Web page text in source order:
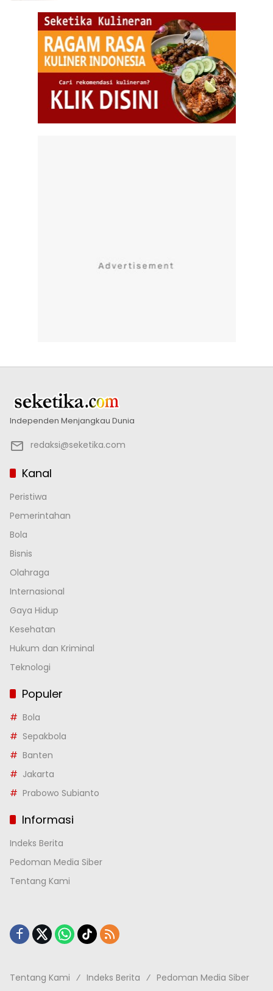
Independen Menjangkau Dunia
redaksi@seketika.com
Kanal
Peristiwa
Pemerintahan
Bola
Bisnis
Olahraga
Internasional
Gaya Hidup
Kesehatan
Hukum dan Kriminal
Teknologi
Populer
Bola
Sepakbola
Banten
Jakarta
Prabowo Subianto
Informasi
Indeks Berita
Pedoman Media Siber
Tentang Kami
Tentang Kami Indeks Berita Pedoman Media Siber